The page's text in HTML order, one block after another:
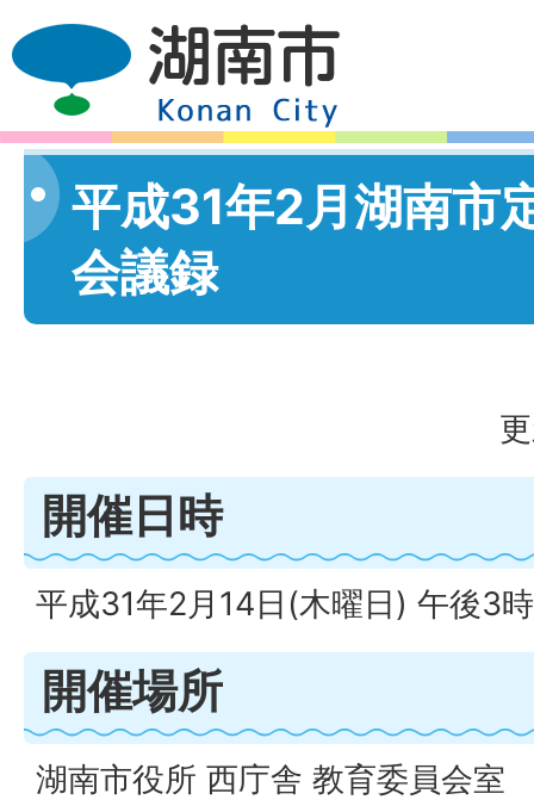
平成31年2月湖南市
会議録
開催日時
平成31年2月14日(木曜日) 午後3
開催場所
湖南市役所 西庁舎 教育委員会室